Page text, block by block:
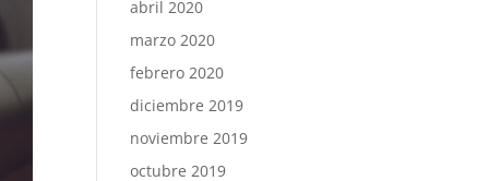
abril 2020
marzo 2020
febrero 2020
diciembre 2019
noviembre 2019
octubre 2019